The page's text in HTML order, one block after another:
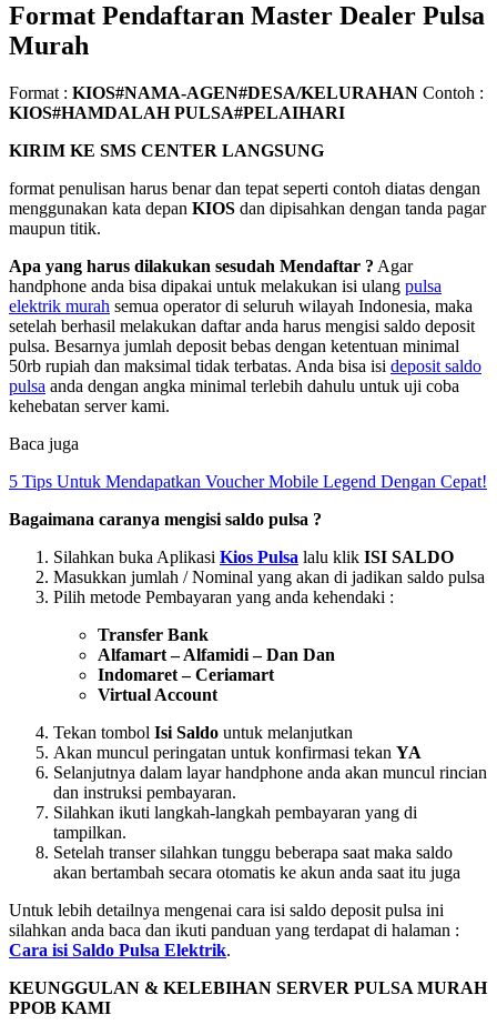
Format Pendaftaran Master Dealer Pulsa
Murah
Format : KIOS#NAMA-AGEN#DESA/KELURAHAN Contoh :
KIOS#HAMDALAH PULSA#PELAIHARI
KIRIM KE SMS CENTER LANGSUNG
format penulisan harus benar dan tepat seperti contoh diatas dengan
menggunakan kata depan KIOS dan dipisahkan dengan tanda pagar
maupun titik.
Apa yang harus dilakukan sesudah Mendaftar ? Agar
handphone anda bisa dipakai untuk melakukan isi ulang pulsa
elektrik murah semua operator di seluruh wilayah Indonesia, maka
setelah berhasil melakukan daftar anda harus mengisi saldo deposit
pulsa. Besarnya jumlah deposit bebas dengan ketentuan minimal
50rb rupiah dan maksimal tidak terbatas. Anda bisa isi deposit saldo
pulsa anda dengan angka minimal terlebih dahulu untuk uji coba
kehebatan server kami.
Baca juga
5 Tips Untuk Mendapatkan Voucher Mobile Legend Dengan Cepat!
Bagaimana caranya mengisi saldo pulsa ?
Silahkan buka Aplikasi Kios Pulsa lalu klik ISI SALDO
Masukkan jumlah / Nominal yang akan di jadikan saldo pulsa
Pilih metode Pembayaran yang anda kehendaki :
Transfer Bank
Alfamart – Alfamidi – Dan Dan
Indomaret – Ceriamart
Virtual Account
Tekan tombol Isi Saldo untuk melanjutkan
Akan muncul peringatan untuk konfirmasi tekan YA
Selanjutnya dalam layar handphone anda akan muncul rincian
dan instruksi pembayaran.
Silahkan ikuti langkah-langkah pembayaran yang di
tampilkan.
Setelah transer silahkan tunggu beberapa saat maka saldo
akan bertambah secara otomatis ke akun anda saat itu juga
Untuk lebih detailnya mengenai cara isi saldo deposit pulsa ini
silahkan anda baca dan ikuti panduan yang terdapat di halaman :
Cara isi Saldo Pulsa Elektrik.
KEUNGGULAN & KELEBIHAN SERVER PULSA MURAH
PPOB KAMI